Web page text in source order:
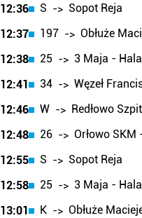
12:36
S -> Sopot Reja
12:37
197 -> Obłuże
12:38
25 -> 3 Maja - Hala
12:41
34 -> Węzeł
12:46
W -> Redłowo
12:48
26 -> Orłowo SKM
12:55
S -> Sopot Reja
12:58
25 -> 3 Maja - Hala
13:01
K -> Obłuże